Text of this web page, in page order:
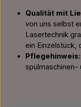
Qualität mit
von uns selbst
Lasertechnik
ein Einzelstück,
Pflegehinweis:
spülmaschinen-